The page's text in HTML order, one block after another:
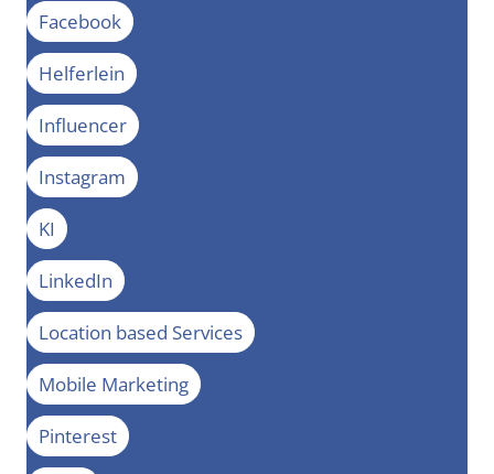
Facebook
Helferlein
Influencer
Instagram
KI
LinkedIn
Location based Services
Mobile Marketing
Pinterest